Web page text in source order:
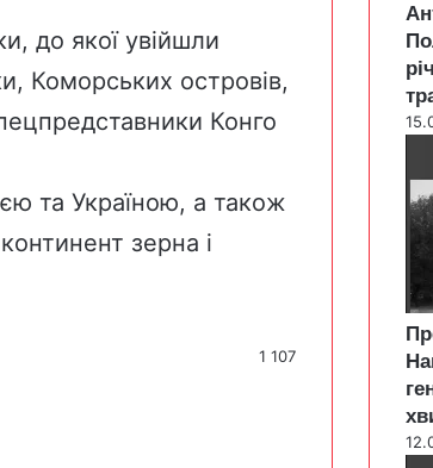
до якої увійшли
Коморських островів,
Конго
та Україною, а також
зерна і
1 107